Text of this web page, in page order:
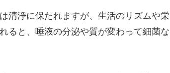
清浄に保たれますが、生活のリズムや栄
ると、唾液の分泌や質が変わって細菌な